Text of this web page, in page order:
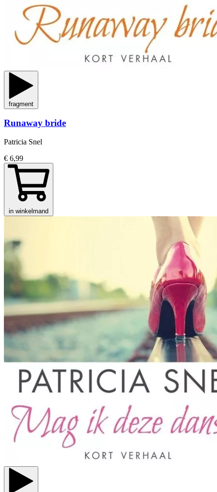
fragment
Runaway bride
Patricia Snel
€ 6,99
in winkelmand